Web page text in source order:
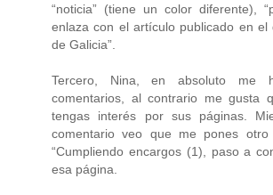
“noticia” (tiene un color diferente),
enlaza con el artículo publicado en el
de Galicia”.
Tercero, Nina, en absoluto me
comentarios, al contrario me gusta
tengas interés por sus páginas.
comentario veo que me pones
“Cumpliendo encargos (1), paso a
esa página.